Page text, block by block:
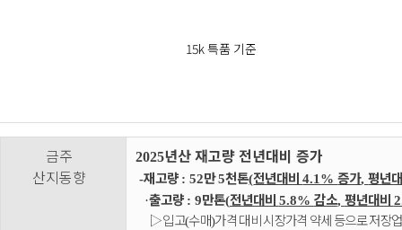
15k 특품 기준
금주
산지동향
2025년산 재고량 전년대비 증가
-재고량 : 52만5천톤(전년대비4.1%증가,평년
·출고량 : 9만톤(전년대비 5.8% 감소, 평년대비
▷입고(수매)가격 대비 시장가격 약세 등으로 저장